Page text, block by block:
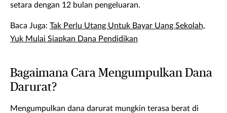
setara dengan 12 bulan pengeluaran.
Baca Juga: Tak Perlu Utang Untuk Bayar Uang Sekolah,
Yuk Mulai Siapkan Dana Pendidikan
Bagaimana Cara Mengumpulkan Dana
Darurat?
Mengumpulkan dana darurat mungkin terasa berat di